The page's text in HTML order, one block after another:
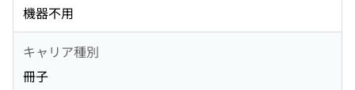
機器不用
キャリア種別
冊子